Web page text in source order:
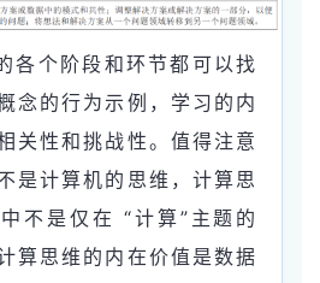
各个阶段和环节都可以找
念的行为示例，学习的内
关性和挑战性。值得注意
是计算机的思维，计算思
不是仅在 “计算”主题的
算思维的内在价值是数据